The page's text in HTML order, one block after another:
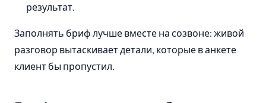
результат.
Заполнять бриф лучше вместе на созвоне: живой
разговор вытаскивает детали, которые в анкете
клиент бы пропустил.